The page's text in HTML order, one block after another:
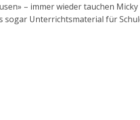
– immer wieder tauchen Micky
sogar Unterrichtsmaterial für